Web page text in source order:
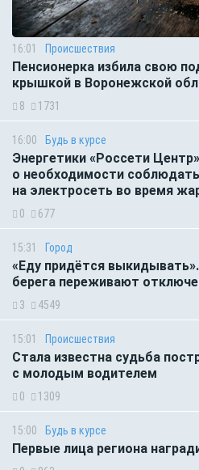
16:01 Происшествия
Пенсионерка избила свою
крышкой в Воронежской
8 1731
16:00 Будь в курсе
Энергетики «Россети
о необходимости
на электросеть во время
0 677
15:31 Город
«Еду придётся
берега переживают
3 4549
15:01 Происшествия
Стала известна судьба
с молодым водителем
0 1309
15:00 Будь в курсе
Первые лица региона